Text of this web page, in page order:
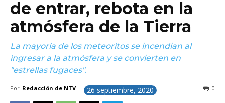
de entrar, rebota en la
atmósfera de la Tierra
La mayoría de los meteoritos se incendian al
ingresar a la atmósfera y se convierten en
"estrellas fugaces".
Por Redacción de NTV - 26 septiembre, 2020 0